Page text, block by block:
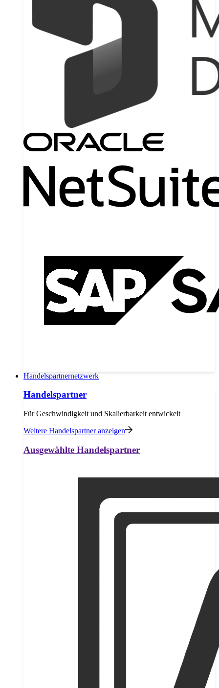
Handelspartnernetzwerk
Handelspartner
Für Geschwindigkeit und Skalierbarkeit entwickelt
Weitere Handelspartner anzeigen
Ausgewählte Handelspartner